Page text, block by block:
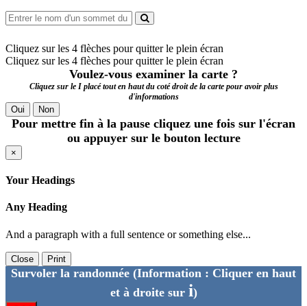
Cliquez sur les 4 flèches pour quitter le plein écran
Cliquez sur les 4 flèches pour quitter le plein écran
Voulez-vous examiner la carte ?
Cliquez sur le I placé tout en haut du coté droit de la carte pour avoir plus
d'informations
Oui Non
Pour mettre fin à la pause cliquez une fois sur l'écran
ou appuyer sur le bouton lecture
×
Your Headings
Any Heading
And a paragraph with a full sentence or something else...
Close Print
Survoler la randonnée (Information : Cliquer en haut
et à droite sur i)